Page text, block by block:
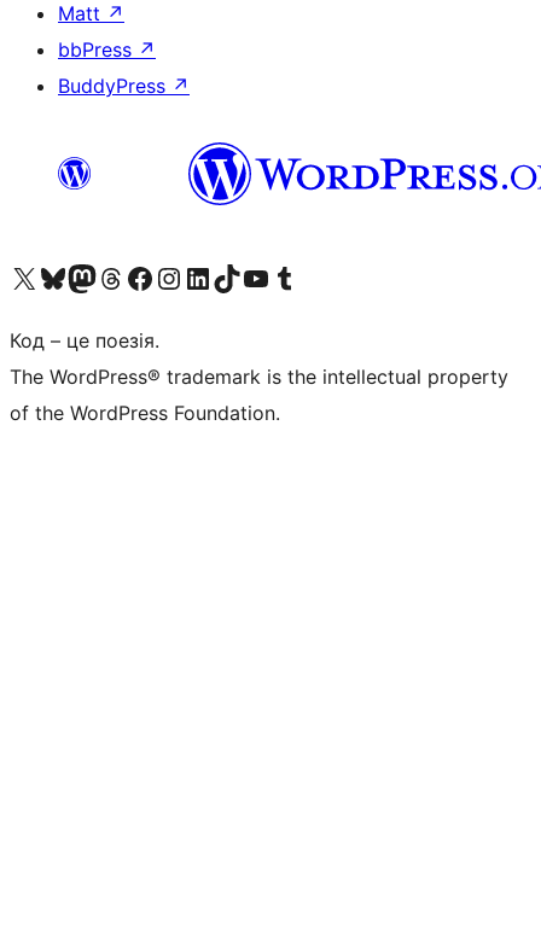
Matt ↗
bbPress ↗
BuddyPress ↗
Visit our X (formerly Twitter) account
Visit our Bluesky account
Завітайте до нашої стрічки в Mastodon
Visit our Threads account
Завітайте на нашу сторінку в Facebook
Visit our Instagram account
Visit our LinkedIn account
Visit our TikTok account
Visit our YouTube channel
Visit our Tumblr account
Код – це поезія.
The WordPress® trademark is the intellectual property
of the WordPress Foundation.